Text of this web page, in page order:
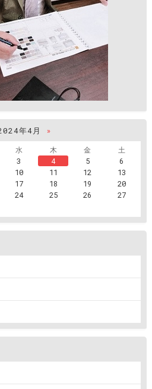
年4月
»
水 木 金
土
3 4 5
6
10 11 12
13
17 18 19
20
24 25 26
27